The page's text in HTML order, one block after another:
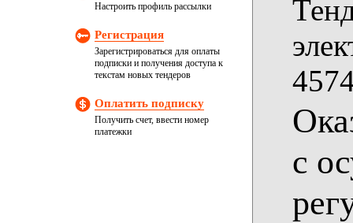
Настроить профиль рассылки
Регистрация
Зарегистрироваться для оплаты
подписки и получения доступа к
текстам новых тендеров
Оплатить подписку
Получить счет, ввести номер
платежки
с